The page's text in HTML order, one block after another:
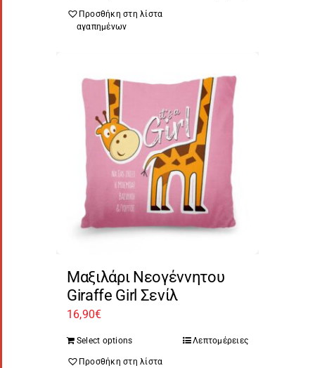
Προσθήκη στη λίστα
αγαπημένων
Μαξιλάρι Νεογέννητου
Giraffe Girl Σενίλ
16,90€
Select options Λεπτομέρειες
Προσθήκη στη λίστα